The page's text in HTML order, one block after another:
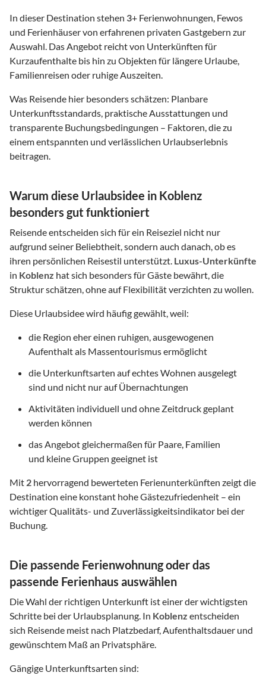
In dieser Destination stehen 3+ Ferienwohnungen, Fewos
und Ferienhäuser von erfahrenen privaten Gastgebern zur
Auswahl. Das Angebot reicht von Unterkünften für
Kurzaufenthalte bis hin zu Objekten für längere Urlaube,
Familienreisen oder ruhige Auszeiten.
Was Reisende hier besonders schätzen: Planbare
Unterkunftsstandards, praktische Ausstattungen und
transparente Buchungsbedingungen – Faktoren, die zu
einem entspannten und verlässlichen Urlaubserlebnis
beitragen.
Warum diese Urlaubsidee in Koblenz
besonders gut funktioniert
Reisende entscheiden sich für ein Reiseziel nicht nur
aufgrund seiner Beliebtheit, sondern auch danach, ob es
ihren persönlichen Reisestil unterstützt. Luxus-Unterkünfte
in Koblenz hat sich besonders für Gäste bewährt, die
Struktur schätzen, ohne auf Flexibilität verzichten zu wollen.
Diese Urlaubsidee wird häufig gewählt, weil:
die Region eher einen ruhigen, ausgewogenen
Aufenthalt als Massentourismus ermöglicht
die Unterkunftsarten auf echtes Wohnen ausgelegt
sind und nicht nur auf Übernachtungen
Aktivitäten individuell und ohne Zeitdruck geplant
werden können
das Angebot gleichermaßen für Paare, Familien
und kleine Gruppen geeignet ist
Mit 2 hervorragend bewerteten Ferienunterkünften zeigt die
Destination eine konstant hohe Gästezufriedenheit – ein
wichtiger Qualitäts- und Zuverlässigkeitsindikator bei der
Buchung.
Die passende Ferienwohnung oder das
passende Ferienhaus auswählen
Die Wahl der richtigen Unterkunft ist einer der wichtigsten
Schritte bei der Urlaubsplanung. In Koblenz entscheiden
sich Reisende meist nach Platzbedarf, Aufenthaltsdauer und
gewünschtem Maß an Privatsphäre.
Gängige Unterkunftsarten sind: